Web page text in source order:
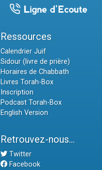
Ressources
Calendrier Juif
Sidour (livre de prière)
Horaires de Chabbath
Livres Torah-Box
Inscription
Podcast Torah-Box
English Version
Retrouvez-nous...
Twitter
Facebook